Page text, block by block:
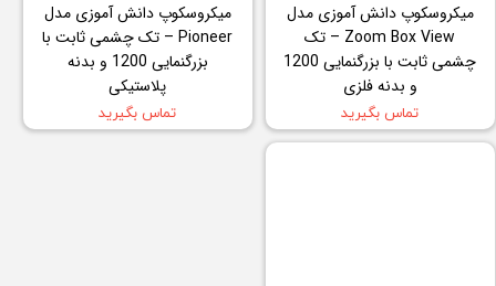
میکروسکوپ دانش آموزی مدل
Zoom Box View – تک
چشمی ثابت با بزرگنمایی 1200
و بدنه فلزی
تماس بگیرید
میکروسکوپ دانش آموزی مدل
Pioneer – تک چشمی ثابت با
بزرگنمایی 1200 و بدنه
پلاستیکی
تماس بگیرید